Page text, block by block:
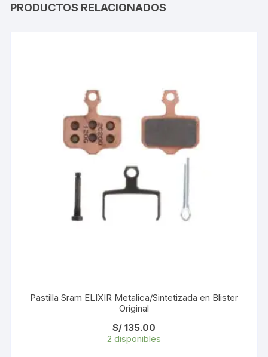
PRODUCTOS RELACIONADOS
Pastilla Sram ELIXIR Metalica/Sintetizada en Blister
Original
S/135.00
2 disponibles